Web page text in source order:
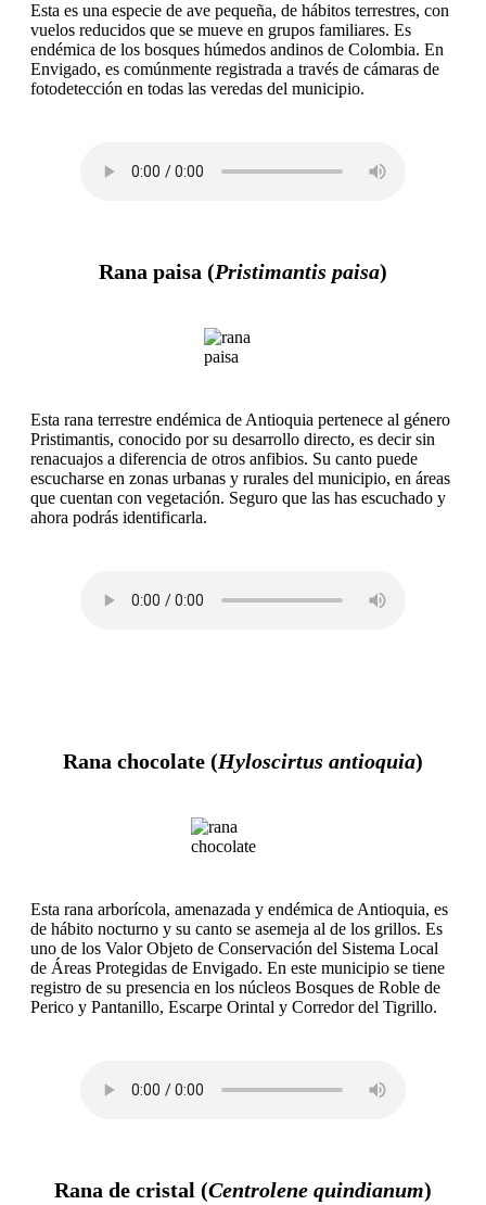
Esta es una especie de ave pequeña, de hábitos terrestres, con
vuelos reducidos que se mueve en grupos familiares. Es
endémica de los bosques húmedos andinos de Colombia. En
Envigado, es comúnmente registrada a través de cámaras de
fotodetección en todas las veredas del municipio.
Rana paisa (Pristimantis paisa)
Esta rana terrestre endémica de Antioquia pertenece al género
Pristimantis, conocido por su desarrollo directo, es decir sin
renacuajos a diferencia de otros anfibios. Su canto puede
escucharse en zonas urbanas y rurales del municipio, en áreas
que cuentan con vegetación. Seguro que las has escuchado y
ahora podrás identificarla.
Rana chocolate (Hyloscirtus antioquia)
Esta rana arborícola, amenazada y endémica de Antioquia, es
de hábito nocturno y su canto se asemeja al de los grillos. Es
uno de los Valor Objeto de Conservación del Sistema Local
de Áreas Protegidas de Envigado. En este municipio se tiene
registro de su presencia en los núcleos Bosques de Roble de
Perico y Pantanillo, Escarpe Orintal y Corredor del Tigrillo.
Rana de cristal (Centrolene quindianum)